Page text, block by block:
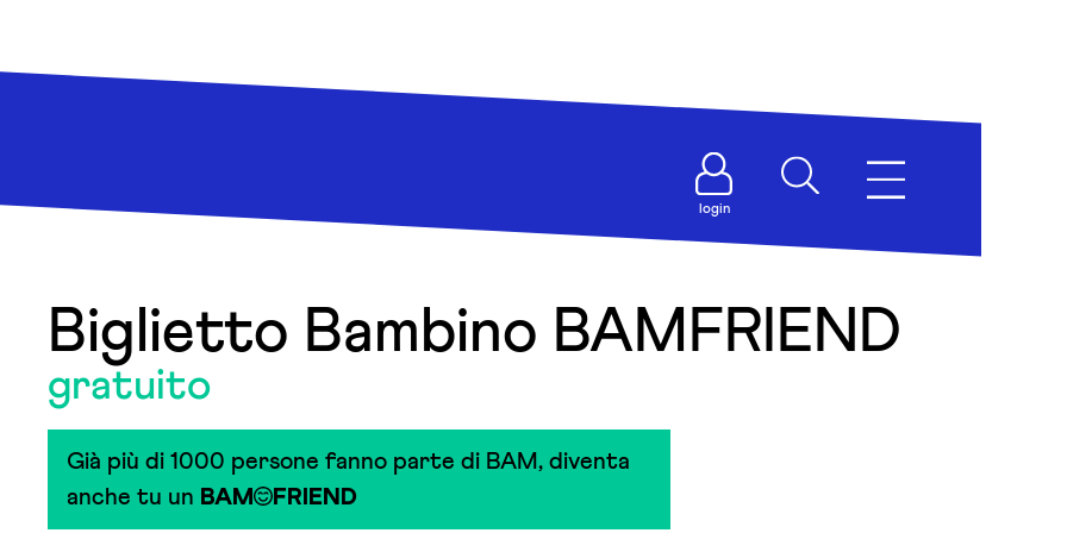
login
Biglietto Bambino BAMFRIEND
gratuito
Già più di 1000 persone fanno parte di BAM, diventa
anche tu un BAM FRIEND